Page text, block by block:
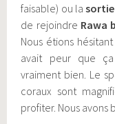
faisable) ou lasortie
de rejoindre Rawa
Nous étions
avait peur que
vraiment bien. Le
coraux sont
profiter. Nous avons